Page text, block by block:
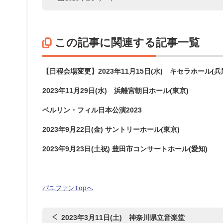
この記事に関連する記事一覧
【日程会場変更】2023年11月15日(水) キセラホール(兵
2023年11月29日(水) 浜離宮朝日ホール(東京)
ベルリン・フィル日本公演2023
2023年9月22日(金) サントリーホール(東京)
2023年9月23日(土祝) 豊田市コンサートホール(愛知)
パユファンtopへ
2023年3月11日(土) 神奈川県立音楽堂